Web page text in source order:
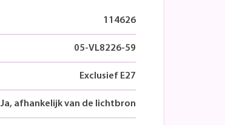
114626
05-VL8226-59
Exclusief E27
Ja, afhankelijk van de lichtbron